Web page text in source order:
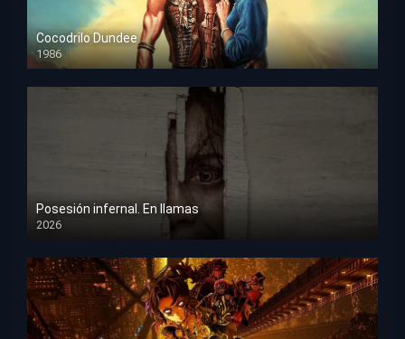
Cocodrilo Dundee
1986
HD 1080p
Posesión infernal. En llamas
2026
HD 1080p